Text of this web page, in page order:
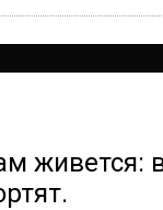
живется: